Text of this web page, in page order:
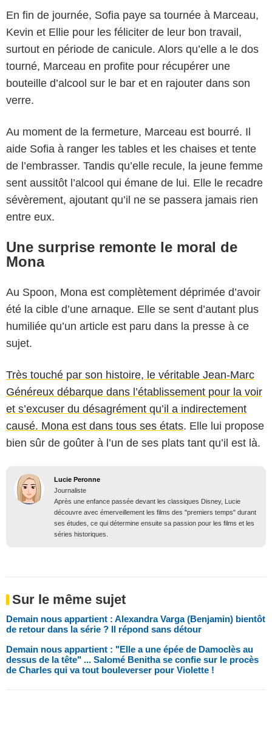
En fin de journée, Sofia paye sa tournée à Marceau,
Kevin et Ellie pour les féliciter de leur bon travail,
surtout en période de canicule. Alors qu’elle a le dos
tourné, Marceau en profite pour récupérer une
bouteille d’alcool sur le bar et en rajouter dans son
verre.
Au moment de la fermeture, Marceau est bourré. Il
aide Sofia à ranger les tables et les chaises et tente
de l’embrasser. Tandis qu’elle recule, la jeune femme
sent aussitôt l’alcool qui émane de lui. Elle le recadre
sévèrement, ajoutant qu’il ne se passera jamais rien
entre eux.
Une surprise remonte le moral de
Mona
Au Spoon, Mona est complètement déprimée d’avoir
été la cible d’une arnaque. Elle se sent d’autant plus
humiliée qu’un article est paru dans la presse à ce
sujet.
Très touché par son histoire, le véritable Jean-Marc
Généreux débarque dans l’établissement pour la voir
et s’excuser du désagrément qu’il a indirectement
causé. Mona est dans tous ses états. Elle lui propose
bien sûr de goûter à l’un de ses plats tant qu’il est là.
Lucie Peronne
Journaliste
Après une enfance passée devant les classiques Disney, Lucie
découvre avec émerveillement les films des "premiers temps" durant
ses études, ce qui détermine ensuite sa passion pour les films et les
séries historiques.
Sur le même sujet
Demain nous appartient : Alexandra Varga (Benjamin) bientôt
de retour dans la série ? Il répond sans détour
Demain nous appartient : "Elle a une épée de Damoclès au
dessus de la tête" ... Salomé Benitha se confie sur le procès
de Charles qui va tout bouleverser pour Violette !